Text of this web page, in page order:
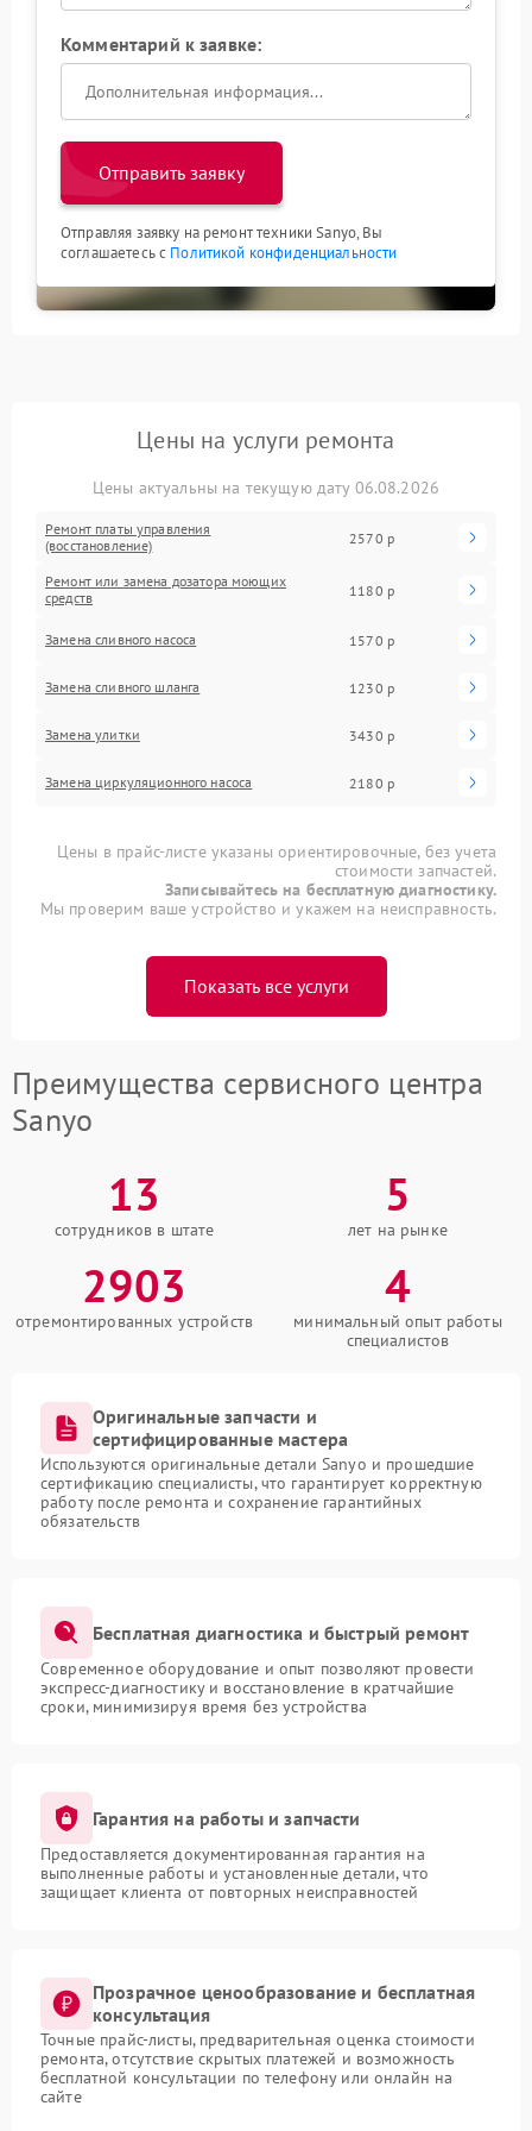
Комментарий к заявке:
Отправить заявку
Отправляя заявку на ремонт техники Sanyo, Вы
соглашаетесь с Политикой конфиденциальности
Цены на услуги ремонта
Цены актуальны на текущую дату 06.08.2026
Ремонт платы управления
(восстановление)
2570 р
Ремонт или замена дозатора моющих
средств
1180 р
Замена сливного насоса 1570 р
Замена сливного шланга 1230 р
Замена улитки 3430 р
Замена циркуляционного насоса 2180 р
Цены в прайс-листе указаны ориентировочные, без учета
стоимости запчастей.
Записывайтесь на бесплатную диагностику.
Мы проверим ваше устройство и укажем на неисправность.
Показать все услуги
Преимущества сервисного центра
Sanyo
13
сотрудников в штате
5
лет на рынке
2903
отремонтированных устройств
4
минимальный опыт работы
специалистов
Оригинальные запчасти и
сертифицированные мастера
Используются оригинальные детали Sanyo и прошедшие
сертификацию специалисты, что гарантирует корректную
работу после ремонта и сохранение гарантийных
обязательств
Бесплатная диагностика и быстрый ремонт
Современное оборудование и опыт позволяют провести
экспресс-диагностику и восстановление в кратчайшие
сроки, минимизируя время без устройства
Гарантия на работы и запчасти
Предоставляется документированная гарантия на
выполненные работы и установленные детали, что
защищает клиента от повторных неисправностей
Прозрачное ценообразование и бесплатная
консультация
Точные прайс-листы, предварительная оценка стоимости
ремонта, отсутствие скрытых платежей и возможность
бесплатной консультации по телефону или онлайн на
сайте